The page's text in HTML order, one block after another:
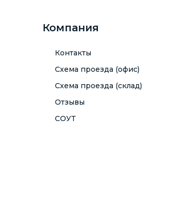
Компания
Контакты
Схема проезда (офис)
Схема проезда (склад)
Отзывы
СОУТ